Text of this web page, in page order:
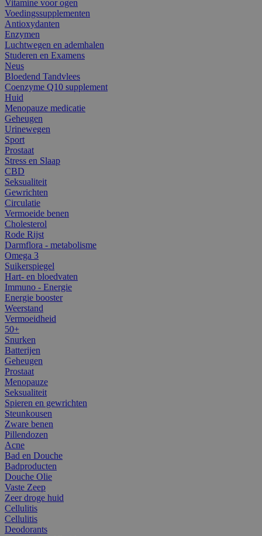
Vitamine voor ogen
Voedingssupplementen
Antioxydanten
Enzymen
Luchtwegen en ademhalen
Studeren en Examens
Neus
Bloedend Tandvlees
Coenzyme Q10 supplement
Huid
Menopauze medicatie
Geheugen
Urinewegen
Sport
Prostaat
Stress en Slaap
CBD
Seksualiteit
Gewrichten
Circulatie
Vermoeide benen
Cholesterol
Rode Rijst
Darmflora - metabolisme
Omega 3
Suikerspiegel
Hart- en bloedvaten
Immuno - Energie
Energie booster
Weerstand
Vermoeidheid
50+
Snurken
Batterijen
Geheugen
Prostaat
Menopauze
Seksualiteit
Spieren en gewrichten
Steunkousen
Zware benen
Pillendozen
Acne
Bad en Douche
Badproducten
Douche Olie
Vaste Zeep
Zeer droge huid
Cellulitis
Cellulitis
Deodorants